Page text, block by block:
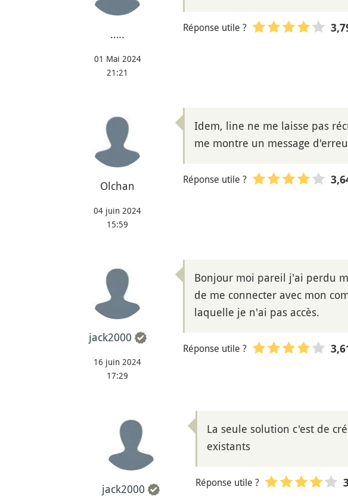
…..
01 Mai 2024
21:21
Réponse utile ?
Olchan
04 juin 2024
15:59
Idem, line ne me laisse pas
me montre un message
Réponse utile ?
jack2000
16 juin 2024
17:29
Bonjour moi pareil j'ai perdu
de me connecter avec mon
laquelle je n'ai pas accès.
Réponse utile ?
jack2000
La seule solution c'est de
existants
Réponse utile ?